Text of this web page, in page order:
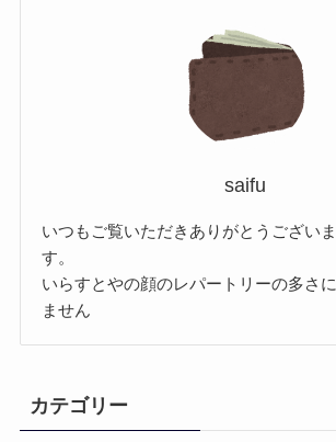
saifu
いつもご覧いただきありがとうござい
す。
いらすとやの顔のレパートリーの多さ
ません
カテゴリー